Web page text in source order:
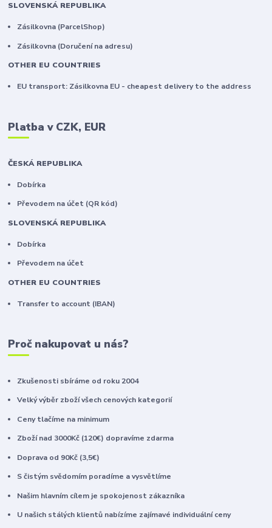
SLOVENSKÁ REPUBLIKA
Zásilkovna (ParcelShop)
Zásilkovna (Doručení na adresu)
OTHER EU COUNTRIES
EU transport: Zásilkovna EU - cheapest delivery to the address
Platba v CZK, EUR
ČESKÁ REPUBLIKA
Dobírka
Převodem na účet (QR kód)
SLOVENSKÁ REPUBLIKA
Dobírka
Převodem na účet
OTHER EU COUNTRIES
Transfer to account (IBAN)
Proč nakupovat u nás?
Zkušenosti sbíráme od roku 2004
Velký výběr zboží všech cenových kategorií
Ceny tlačíme na minimum
Zboží nad 3000Kč (120€) dopravíme zdarma
Doprava od 90Kč (3,5€)
S čistým svědomím poradíme a vysvětlíme
Našim hlavním cílem je spokojenost zákazníka
U našich stálých klientů nabízíme zajímavé individuální ceny